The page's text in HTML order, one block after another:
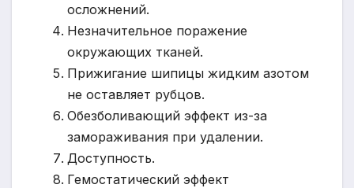
осложнений.
Незначительное поражение
окружающих тканей.
Прижигание шипицы жидким азотом
не оставляет рубцов.
Обезболивающий эффект из-за
замораживания при удалении.
Доступность.
Гемостатический эффект